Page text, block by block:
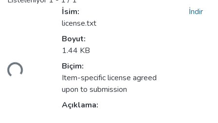
İsim:
license.txt
Boyut:
1.44 KB
Biçim:
Item-specific license agreed
upon to submission
Açıklama:
İndir